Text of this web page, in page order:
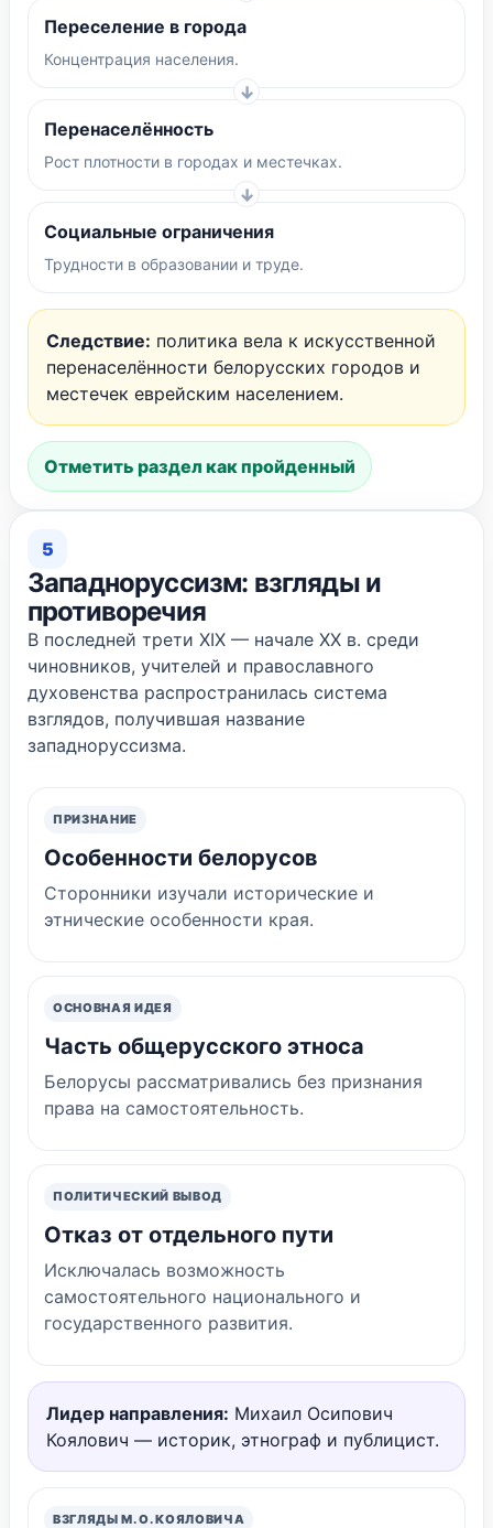
Переселение в города
Концентрация населения.
Перенаселённость
Рост плотности в городах и местечках.
Социальные ограничения
Трудности в образовании и труде.
Следствие: политика вела к искусственной
перенаселённости белорусских городов и
местечек еврейским населением.
Отметить раздел как пройденный
5
Западноруссизм: взгляды и
противоречия
В последней трети XIX — начале XX в. среди
чиновников, учителей и православного
духовенства распространилась система
взглядов, получившая название
западноруссизма.
ПРИЗНАНИЕ
Особенности белорусов
Сторонники изучали исторические и
этнические особенности края.
ОСНОВНАЯ ИДЕЯ
Часть общерусского этноса
Белорусы рассматривались без признания
права на самостоятельность.
ПОЛИТИЧЕСКИЙ ВЫВОД
Отказ от отдельного пути
Исключалась возможность
самостоятельного национального и
государственного развития.
Лидер направления: Михаил Осипович
Коялович — историк, этнограф и публицист.
ВЗГЛЯДЫ М. О. КОЯЛОВИЧА